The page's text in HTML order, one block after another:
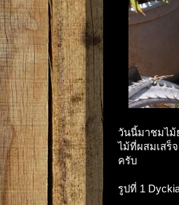
วันนี้มาชมไม้
ไม้ที่ผสมเสร็
ครับ
รูปที่ 1